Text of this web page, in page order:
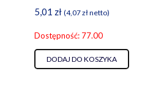
5,01 zł (4,07złnetto)
Dostępność: 77.00
DODAJ DO KOSZYKA